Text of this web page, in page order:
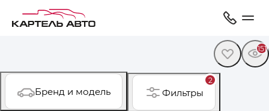
151
Бренд и модель
2
Фильтры